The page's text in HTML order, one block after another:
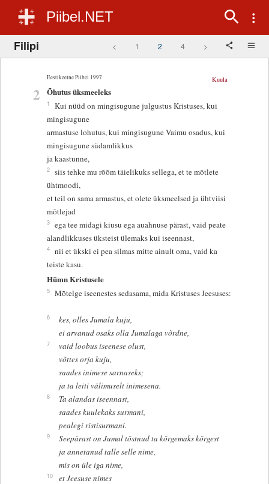
Piibel.NET
Filipi < 1 2 4 >
Eestikeelne Piibel 1997
2
Kuula
Õhutus üksmeeleks
1
Kui nüüd on mingisugune julgustus Kristuses, kui
mingisugune
armastuse lohutus, kui mingisugune Vaimu osadus, kui
mingisugune südamlikkus
ja kaastunne,
2 siis tehke mu rõõm täielikuks sellega, et te mõtlete
ühtmoodi,
et teil on sama armastus, et olete üksmeelsed ja ühtviisi
mõtlejad
3 ega tee midagi kiusu ega auahnuse pärast, vaid peate
alandlikkuses üksteist ülemaks kui iseennast,
4 nii et ükski ei pea silmas mitte ainult oma, vaid ka
teiste kasu.
Hümn Kristusele
5 Mõtelge iseenestes sedasama, mida Kristuses Jeesuses:
6
kes, olles Jumala kuju,
ei arvanud osaks olla Jumalaga võrdne,
7
vaid loobus iseenese olust,
võttes orja kuju,
saades inimese sarnaseks;
ja ta leiti välimuselt inimesena.
8
Ta alandas iseennast,
saades kuulekaks surmani,
pealegi ristisurmani.
9
Seepärast on Jumal tõstnud ta kõrgemaks kõrgest
ja annetanud talle selle nime,
mis on üle iga nime,
10
et Jeesuse nimes